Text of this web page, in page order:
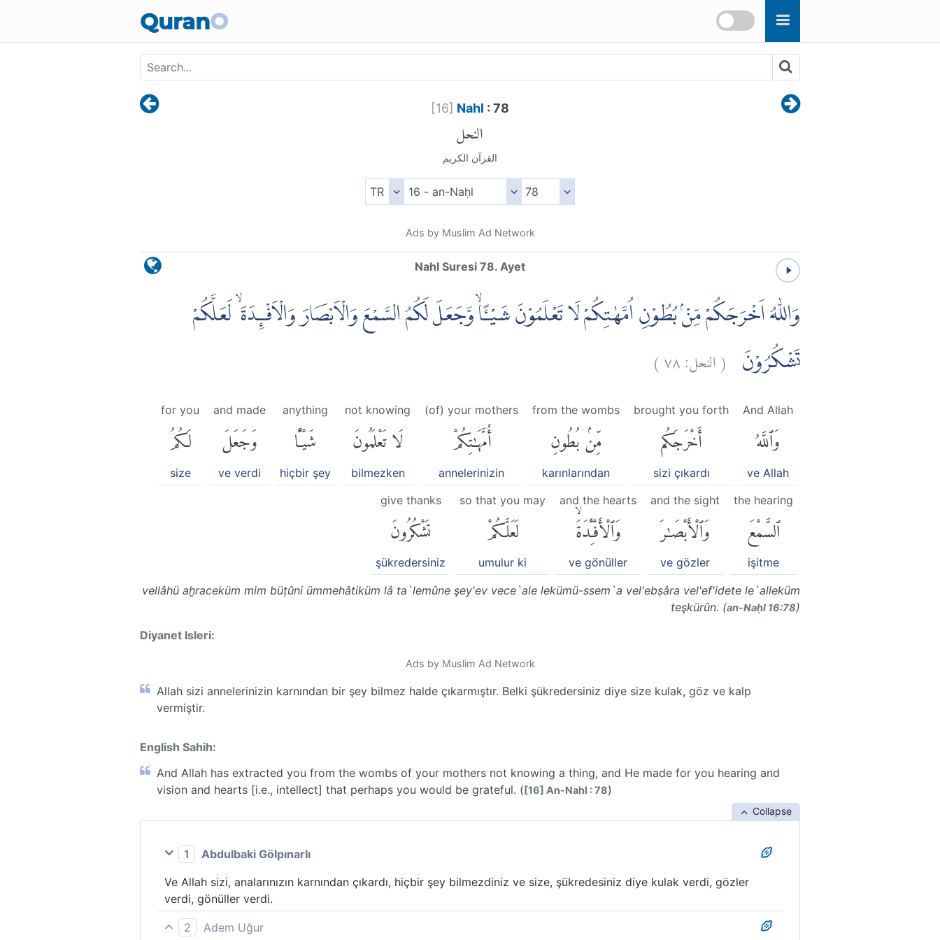
QuranO
[16] Nahl : 78
النحل
القرآن الكريم
Ads by Muslim Ad Network
Nahl Suresi 78. Ayet
وَاللّٰهُ اَخْرَجَكُمْ مِّنْۢ بُطُوْنِ اُمَّهٰتِكُمْ لَا تَعْلَمُوْنَ شَيْـًٔاۙ وَّجَعَلَ لَكُمُ السَّمْعَ وَالْاَبْصَارَ وَالْاَفْـِٕدَةَ ۙ لَعَلَّكُمْ
تَشْكُرُوْنَ (النحل:٧٨)
And Allah
وَٱللَّهُ
ve Allah
brought you forth
أَخْرَجَكُم
sizi çıkardı
from the wombs
مِّنۢ بُطُونِ
karınlarından
(of) your mothers
أُمَّهَٰتِكُمْ
annelerinizin
not knowing
لَا تَعْلَمُونَ
bilmezken
anything
شَيْـًٔا
hiçbir şey
and made
وَجَعَلَ
ve verdi
for you
لَكُمُ
size
the hearing
ٱلسَّمْعَ
işitme
and the sight
وَٱلْأَبْصَٰرَ
ve gözler
and the hearts
وَٱلْأَفْـِٔدَةَۙ
ve gönüller
so that you may
لَعَلَّكُمْ
umulur ki
give thanks
تَشْكُرُونَ
şükredersiniz
vellâhü aḫraceküm mim büṭûni ümmehâtiküm lâ ta`lemûne şey'ev vece`ale lekümü-ssem`a vel'ebṣâra vel'ef'idete le`alleküm
teşkürûn. (an-Naḥl 16:78)
Diyanet Isleri:
Ads by Muslim Ad Network
Allah sizi annelerinizin karnından bir şey bilmez halde çıkarmıştır. Belki şükredersiniz diye size kulak, göz ve kalp
vermiştir.
English Sahih:
And Allah has extracted you from the wombs of your mothers not knowing a thing, and He made for you hearing and
vision and hearts [i.e., intellect] that perhaps you would be grateful. ([16] An-Nahl : 78)
Collapse
1
Abdulbaki Gölpınarlı
Ve Allah sizi, analarınızın karnından çıkardı, hiçbir şey bilmezdiniz ve size, şükredesiniz diye kulak verdi, gözler
verdi, gönüller verdi.
2
Adem Uğur